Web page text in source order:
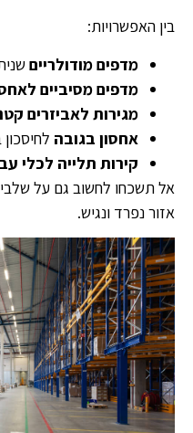
בין האפשרויות:
מדפים מודולריים
מדפים מסיביים
מגירות לאביזרים
אחסון בגובה
קירות תלייה לכלי
אל תשכחו לחשוב גם על
אזור נפרד ונגיש.